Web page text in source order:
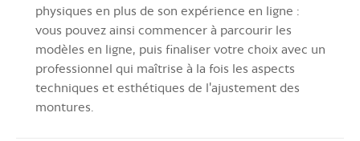
physiques en plus de son expérience en ligne :
vous pouvez ainsi commencer à parcourir les
modèles en ligne, puis finaliser votre choix avec un
professionnel qui maîtrise à la fois les aspects
techniques et esthétiques de l'ajustement des
montures.